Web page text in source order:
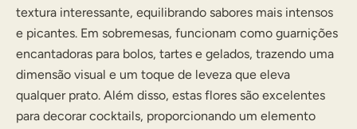
textura interessante, equilibrando sabores mais intensos
e picantes. Em sobremesas, funcionam como guarnições
encantadoras para bolos, tartes e gelados, trazendo uma
dimensão visual e um toque de leveza que eleva
qualquer prato. Além disso, estas flores são excelentes
para decorar cocktails, proporcionando um elemento